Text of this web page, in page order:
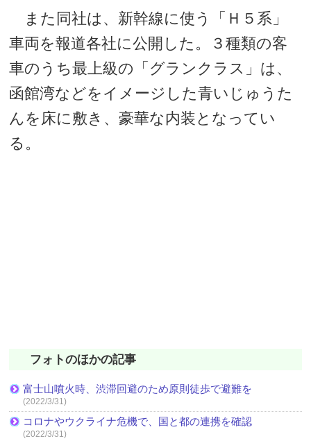
また同社は、新幹線に使う「Ｈ５系」
車両を報道各社に公開した。３種類の客
車のうち最上級の「グランクラス」は、
函館湾などをイメージした青いじゅうた
んを床に敷き、豪華な内装となってい
る。
フォトのほかの記事
富士山噴火時、渋滞回避のため原則徒歩で避難を
(2022/3/31)
コロナやウクライナ危機で、国と都の連携を確認
(2022/3/31)